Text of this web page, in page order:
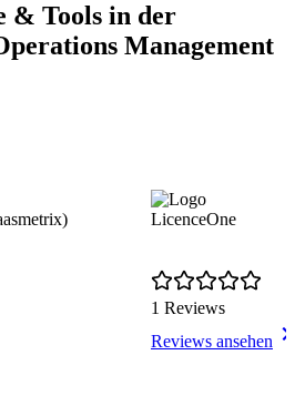
& Tools in der
Management
LicenceOne
1 Reviews
Reviews ansehen